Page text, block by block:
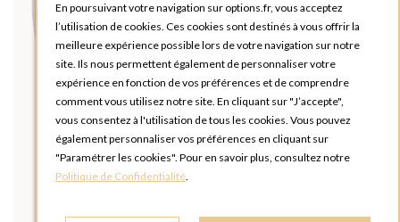
En poursuivant votre navigation sur options.fr, vous acceptez
l’utilisation de cookies. Ces cookies sont destinés à vous offrir la
meilleure expérience possible lors de votre navigation sur notre
site. Ils nous permettent également de personnaliser votre
expérience en fonction de vos préférences et de comprendre
comment vous utilisez notre site. En cliquant sur "J’accepte",
vous consentez à l'utilisation de tous les cookies. Vous pouvez
également personnaliser vos préférences en cliquant sur
"Paramétrer les cookies". Pour en savoir plus, consultez notre
Politique de Confidentialité.